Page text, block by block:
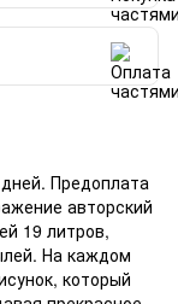
Предоплата
авторский
19 литров,
На каждом
который